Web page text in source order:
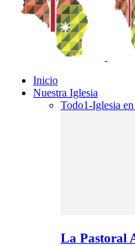
Inicio
Nuestra Iglesia
Todo1-Iglesia
La Pastoral